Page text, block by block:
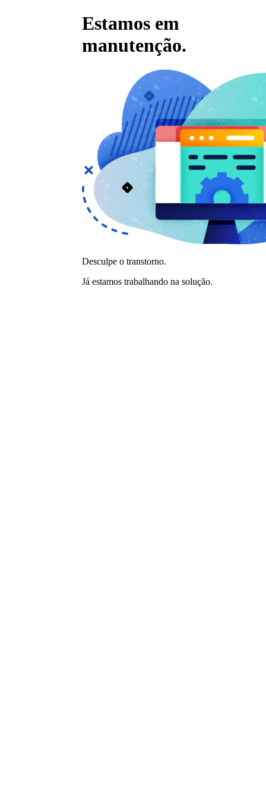
Estamos em
manutenção.
Desculpe o transtorno.
Já estamos trabalhando na solução.